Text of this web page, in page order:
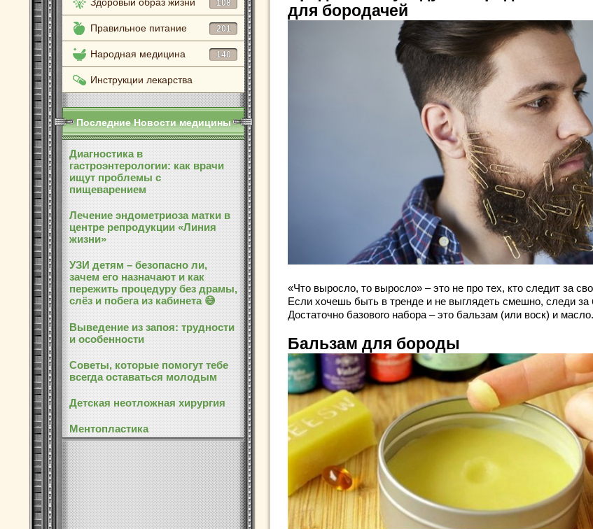
108
Правильное питание 201
Народная медицина 140
Инструкции лекарства
Последние Новости медицины
Диагностика в
гастроэнтерологии: как врачи
ищут проблемы с
пищеварением
Лечение эндометриоза матки в
центре репродукции «Линия
жизни»
УЗИ детям – безопасно ли,
зачем его назначают и как
пережить процедуру без драмы,
слёз и побега из кабинета 😅
Выведение из запоя: трудности
и особенности
Советы, которые помогут тебе
всегда оставаться молодым
Детская неотложная хирургия
Ментопластика
для бородачей
«Что выросло, то выросло» – это не про тех, кто следит за
Если хочешь быть в тренде и не выглядеть смешно, следи за
Достаточно базового набора – это бальзам (или воск) и масло.
Бальзам для бороды